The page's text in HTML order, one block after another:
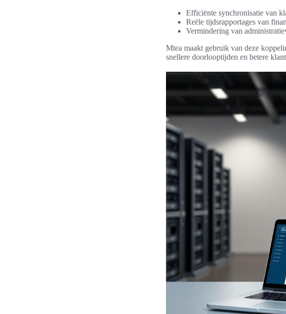
Efficiënte synchronisatie van
Reële tijdsrapportages van
Vermindering van
Mtea maakt gebruik van deze
snellere doorlooptijden en betere